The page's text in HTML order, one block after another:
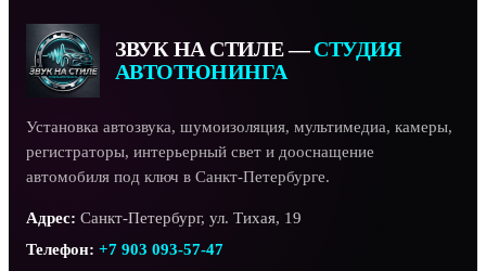
ЗВУК НА СТИЛЕ —СТУДИЯ
АВТОТЮНИНГА
Установка автозвука, шумоизоляция, мультимедиа, камеры,
регистраторы, интерьерный свет и дооснащение
автомобиля под ключ в Санкт-Петербурге.
Адрес: Санкт-Петербург, ул. Тихая, 19
Телефон: +7 903 093-57-47